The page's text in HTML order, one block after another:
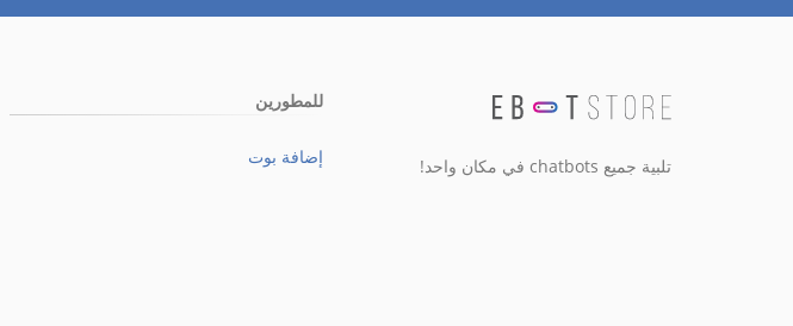
تلبية جميع chatbots في مكان واحد!
للمطورين
إضافة بوت